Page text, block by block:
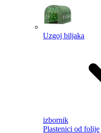
Uzgoj biljaka
izbornik
Plastenici od folije